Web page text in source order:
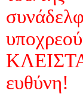
ΚΛΕΙΣΤΑ
ευθύνη!